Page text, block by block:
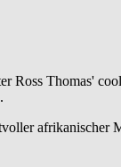
Thomas'